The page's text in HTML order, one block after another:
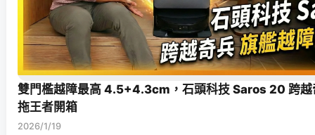
雙門檻越障最高 4.5+4.3cm，石頭科技 Saros 20 跨越
拖王者開箱
2026/1/19